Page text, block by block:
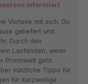
informiert
Vorteile mit sich. Du
geliefert und
Durch den
Laufenden, wenn
Promiwelt geht.
nützliche Tipps für
für kurzweilige